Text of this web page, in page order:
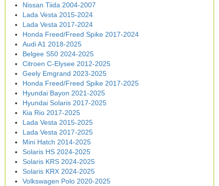
Nissan Tiida 2004-2007
Lada Vesta 2015-2024
Lada Vesta 2017-2024
Honda Freed/Freed Spike 2017-2024
Audi A1 2018-2025
Belgee S50 2024-2025
Citroen C-Elysee 2012-2025
Geely Emgrand 2023-2025
Honda Freed/Freed Spike 2017-2025
Hyundai Bayon 2021-2025
Hyundai Solaris 2017-2025
Kia Rio 2017-2025
Lada Vesta 2015-2025
Lada Vesta 2017-2025
Mini Hatch 2014-2025
Solaris HS 2024-2025
Solaris KRS 2024-2025
Solaris KRX 2024-2025
Volkswagen Polo 2020-2025